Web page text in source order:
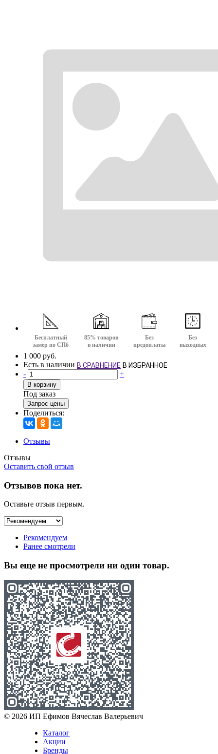
Бесплатный
замер по СПб
85% товаров
в наличии
Без
предоплаты
Без
выходных
1 000 руб.
Есть в наличии В СРАВНЕНИЕ В ИЗБРАННОЕ
- +
В корзину
Под заказ
Запрос цены
Поделиться:
Отзывы
Отзывы
Оставить свой отзыв
Отзывов пока нет.
Оставьте отзыв первым.
Рекомендуем
Ранее смотрели
Вы еще не просмотрели ни один товар.
© 2026 ИП Ефимов Вячеслав Валерьевич
Каталог
Акции
Бренды